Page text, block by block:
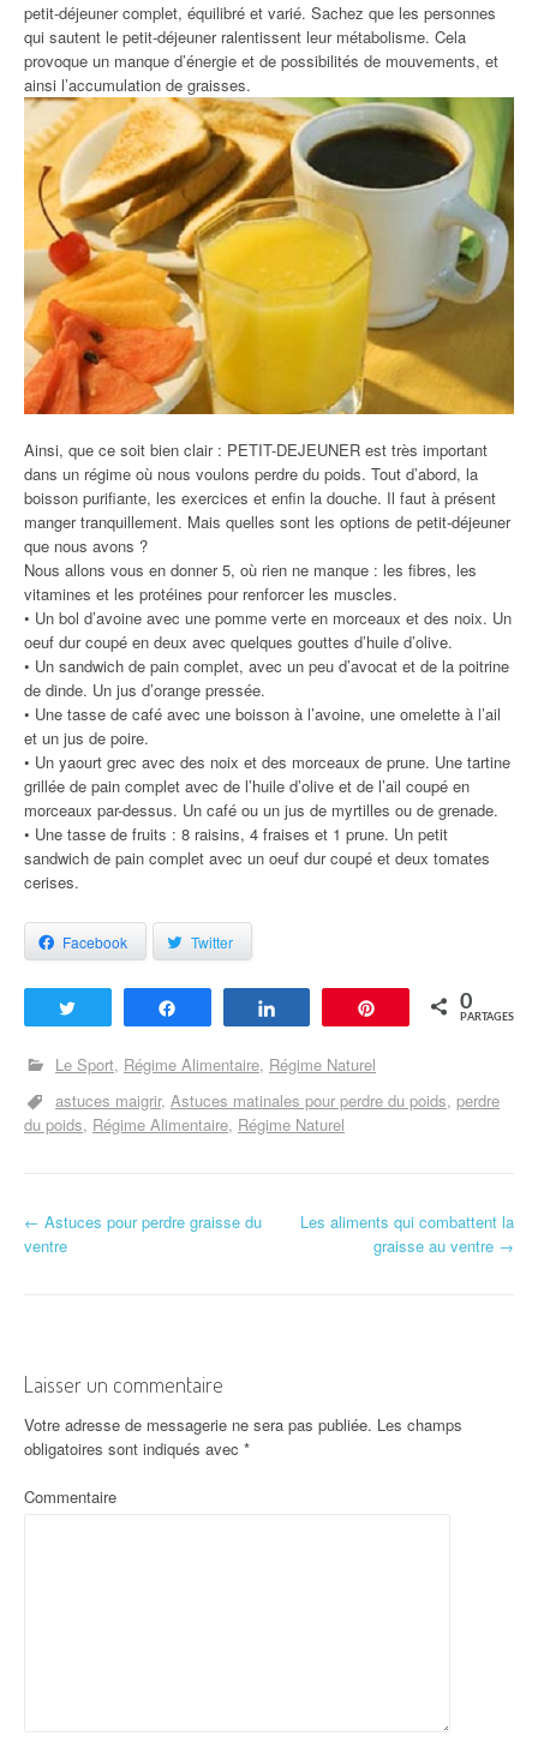
petit-déjeuner complet, équilibré et varié. Sachez que les personnes
qui sautent le petit-déjeuner ralentissent leur métabolisme. Cela
provoque un manque d’énergie et de possibilités de mouvements, et
ainsi l’accumulation de graisses.
Ainsi, que ce soit bien clair : PETIT-DEJEUNER est très important
dans un régime où nous voulons perdre du poids. Tout d’abord, la
boisson purifiante, les exercices et enfin la douche. Il faut à présent
manger tranquillement. Mais quelles sont les options de petit-déjeuner
que nous avons ?
Nous allons vous en donner 5, où rien ne manque : les fibres, les
vitamines et les protéines pour renforcer les muscles.
• Un bol d’avoine avec une pomme verte en morceaux et des noix. Un
oeuf dur coupé en deux avec quelques gouttes d’huile d’olive.
• Un sandwich de pain complet, avec un peu d’avocat et de la poitrine
de dinde. Un jus d’orange pressée.
• Une tasse de café avec une boisson à l’avoine, une omelette à l’ail
et un jus de poire.
• Un yaourt grec avec des noix et des morceaux de prune. Une tartine
grillée de pain complet avec de l’huile d’olive et de l’ail coupé en
morceaux par-dessus. Un café ou un jus de myrtilles ou de grenade.
• Une tasse de fruits : 8 raisins, 4 fraises et 1 prune. Un petit
sandwich de pain complet avec un oeuf dur coupé et deux tomates
cerises.
Facebook Twitter
Enregistrer
0
PARTAGES
Le Sport Régime Alimentaire Régime Naturel
astuces maigrir Astuces matinales pour perdre du poids perdre
du poids Régime Alimentaire Régime Naturel
Navigation d'article
← Astuces pour perdre graisse du
ventre
Les aliments qui combattent la
graisse au ventre →
Laisser un commentaire
Votre adresse de messagerie ne sera pas publiée. Les champs
obligatoires sont indiqués avec *
Commentaire